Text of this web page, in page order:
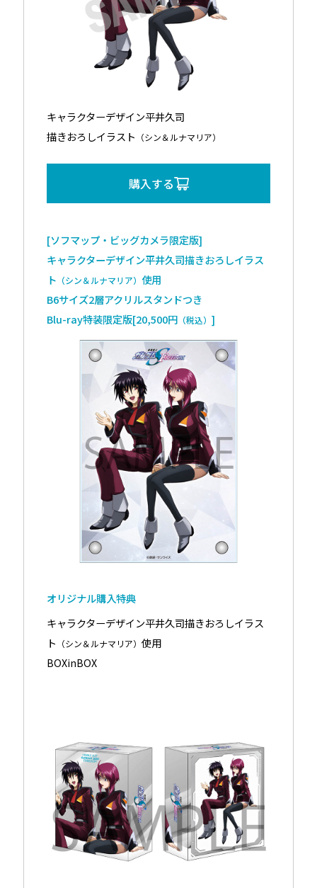
キャラクターデザイン平井久司
描きおろしイラスト （シン＆ルナマリア）
購入する
[ソフマップ・ビッグカメラ限定版]
キャラクターデザイン平井久司描きおろしイラス
ト （シン＆ルナマリア）使用
B6サイズ2層アクリルスタンドつき
Blu-ray特装限定版[20,500円 （税込）]
オリジナル購入特典
キャラクターデザイン平井久司描きおろしイラス
ト （シン＆ルナマリア）使用
BOXinBOX